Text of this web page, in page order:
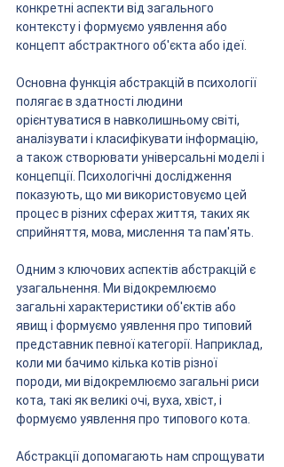
конкретні аспекти від загального
контексту і формуємо уявлення або
концепт абстрактного об'єкта або ідеї.
Основна функція абстракцій в психології
полягає в здатності людини
орієнтуватися в навколишньому світі,
аналізувати і класифікувати інформацію,
а також створювати універсальні моделі і
концепції. Психологічні дослідження
показують, що ми використовуємо цей
процес в різних сферах життя, таких як
сприйняття, мова, мислення та пам'ять.
Одним з ключових аспектів абстракцій є
узагальнення. Ми відокремлюємо
загальні характеристики об'єктів або
явищ і формуємо уявлення про типовий
представник певної категорії. Наприклад,
коли ми бачимо кілька котів різної
породи, ми відокремлюємо загальні риси
кота, такі як великі очі, вуха, хвіст, і
формуємо уявлення про типового кота.
Абстракції допомагають нам спрощувати